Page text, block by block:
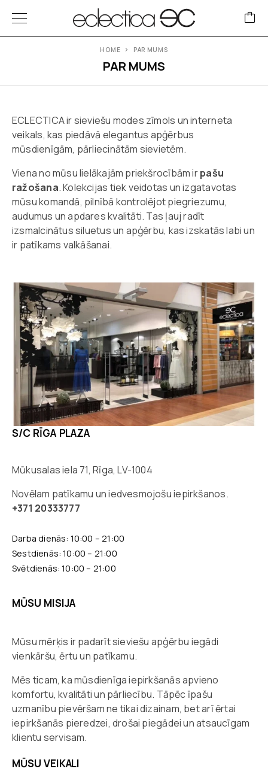
PAR MUMS
HOME PAR MUMS
ECLECTICA ir sieviešu modes zīmols un interneta
veikals, kas piedāvā elegantus apģērbus
mūsdienīgām, pārliecinātām sievietēm.
Viena no mūsu lielākajām priekšrocībām irpašu
ražošana. Kolekcijas tiek veidotas un izgatavotas
mūsu komandā, pilnībā kontrolējot piegriezumu,
audumus un apdares kvalitāti. Tas ļauj radīt
izsmalcinātus siluetus un apģērbu, kas izskatās labi un
ir patīkams valkāšanai.
MŪSU MISIJA
Mūsu mērķis ir padarīt sieviešu apģērbu iegādi
vienkāršu, ērtu un patīkamu.
Mēs ticam, ka mūsdienīga iepirkšanās apvieno
komfortu, kvalitāti un pārliecību. Tāpēc īpašu
uzmanību pievēršam ne tikai dizainam, bet arī ērtai
iepirkšanās pieredzei, drošai piegādei un atsaucīgam
klientu servisam.
MŪSU VEIKALI
S/C RĪGA PLAZA
Mūkusalas iela 71, Rīga, LV-1004
Novēlam patīkamu un iedvesmojošu iepirkšanos.
+371 20333777
Darba dienās: 10:00 – 21:00
Sestdienās: 10:00 – 21:00
Svētdienās: 10:00 – 21:00